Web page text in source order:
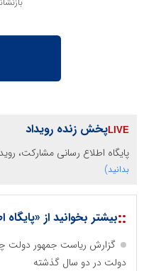
پخش زنده رویداد
پایگاه اطلاع رسانی مشارکت،
بدانید)
::بیشتر بخوانید از
گزارش ریاست جمهور دولت
دولت در دو سال گذشته